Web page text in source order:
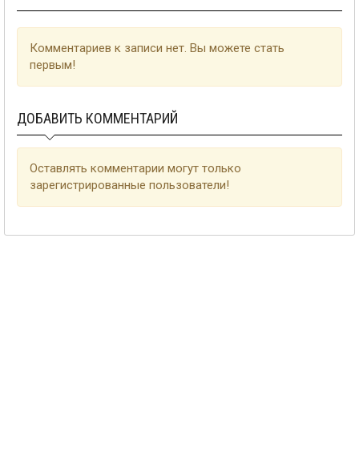
Комментариев к записи нет. Вы можете стать
первым!
ДОБАВИТЬ КОММЕНТАРИЙ
Оставлять комментарии могут только
зарегистрированные пользователи!